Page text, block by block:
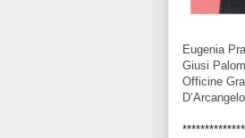
Eugenia
Giusi
Officine